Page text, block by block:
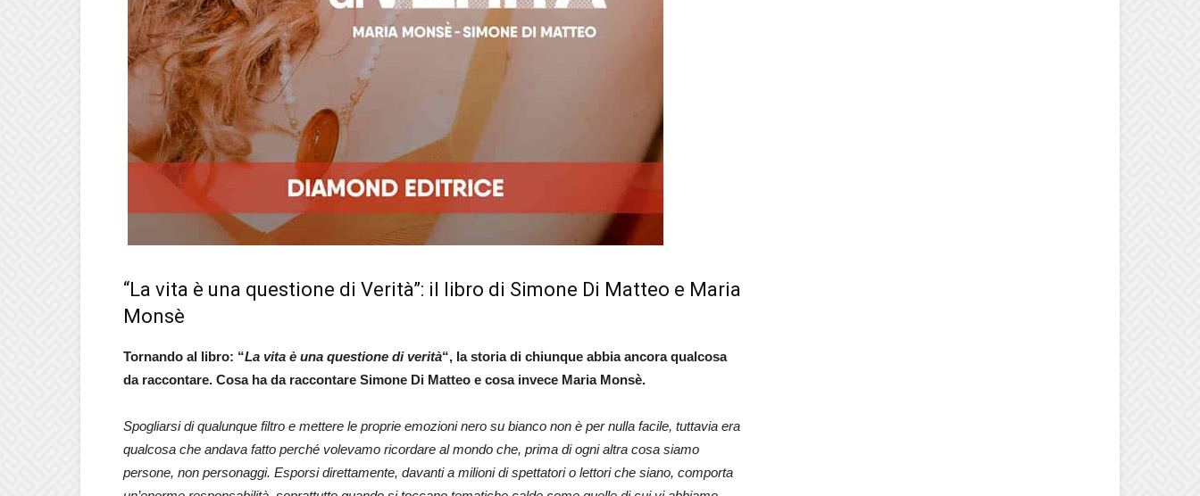
“La vita è una questione di Verità”: il libro di Simone Di Matteo e Maria
Monsè
Tornando al libro: “La vita è una questione di verità“, la storia di chiunque abbia ancora qualcosa
da raccontare. Cosa ha da raccontare Simone Di Matteo e cosa invece Maria Monsè.
Spogliarsi di qualunque filtro e mettere le proprie emozioni nero su bianco non è per nulla facile, tuttavia era
qualcosa che andava fatto perché volevamo ricordare al mondo che, prima di ogni altra cosa siamo
persone, non personaggi. Esporsi direttamente, davanti a milioni di spettatori o lettori che siano, comporta